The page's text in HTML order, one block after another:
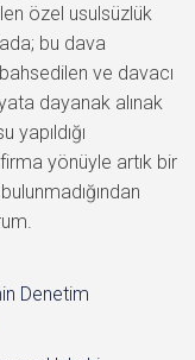
özel usulsüzlük
bu dava
ve davacı
dayanak alınak
firma yönüyle artık bir
Denetim